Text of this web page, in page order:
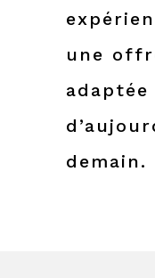
une
demain.